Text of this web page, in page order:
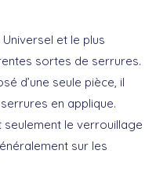
Universel et le plus
sortes de serrures.
d’une seule pièce, il
en applique.
seulement le verrouillage
sur les